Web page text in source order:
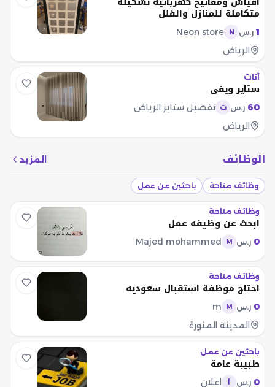
متكاملة للمنازل والفلل
1 ر.س N
Neon store
الرياض
أثاث
ستاير ويفي
60 ر.س ت تفصيل ستاير الرياض
الرياض
الوظائف المزيد
وظائف متاحة باحثين عن عمل
وظائف متاحة
ابحث عن وظيفه عمل
0 ر.س M
Majed mohammed
وظائف متاحة
احتاج موظفة استقبال سعوديه
0 ر.س M
m
المدينة المنورة
باحثين عن عمل
طبيبة عامة
0 ر.س اعلان